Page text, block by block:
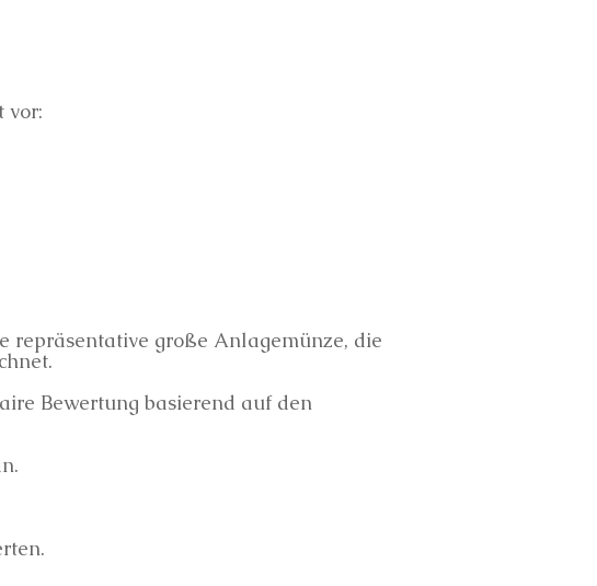
vor:
repräsentative große Anlagemünze, die
Bewertung basierend auf den